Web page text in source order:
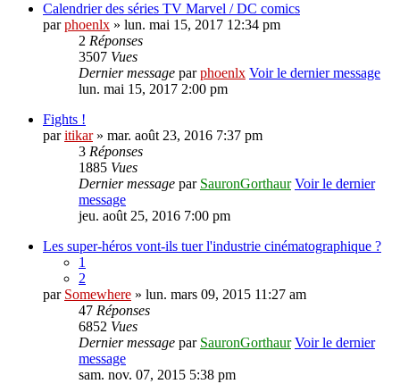
Calendrier des séries TV Marvel / DC comics
parphoenlx » lun. mai 15, 2017 12:34 pm
2 Réponses
3507 Vues
Dernier message parphoenlx Voir le dernier message
lun. mai 15, 2017 2:00 pm
Fights !
paritikar» mar. août 23, 2016 7:37 pm
3 Réponses
1885 Vues
Dernier message par SauronGorthaur Voir le dernier
message
jeu. août 25, 2016 7:00 pm
Les super-héros vont-ils tuer l'industrie cinématographique ?
1
2
par Somewhere » lun. mars 09, 2015 11:27 am
47 Réponses
6852 Vues
Dernier message par SauronGorthaur Voir le dernier
message
sam. nov. 07, 2015 5:38 pm